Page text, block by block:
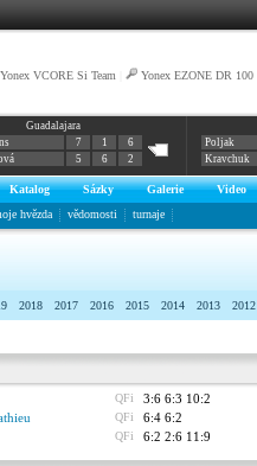
Yonex VCORE Si Team Yonex EZONE DR 100
Guadalajara
7 1
6
5 6 2
Poljak
Kravchuk
Katalog Sázky Galerie Video
hvězda vědomosti turnaje
2018 2017 2016 2015 2014 2013 2012
QFi 3:6 6:3 10:2
QFi 6:4 6:2
QFi 6:2 2:6 11:9